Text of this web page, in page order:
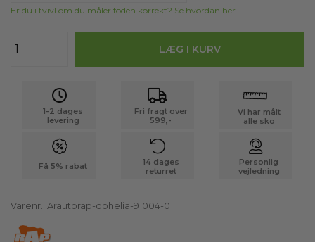
Er du i tvivl om du måler foden korrekt? Se hvordan her
1-2 dages
levering
Fri fragt over
599,-
Vi har målt
alle sko
Få 5% rabat
14 dages
returret
Personlig
vejledning
Varenr.: Arautorap-ophelia-91004-01